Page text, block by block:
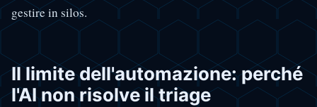
gestire in silos.
Il limite dell'automazione: perché
l'AI non risolve il triage